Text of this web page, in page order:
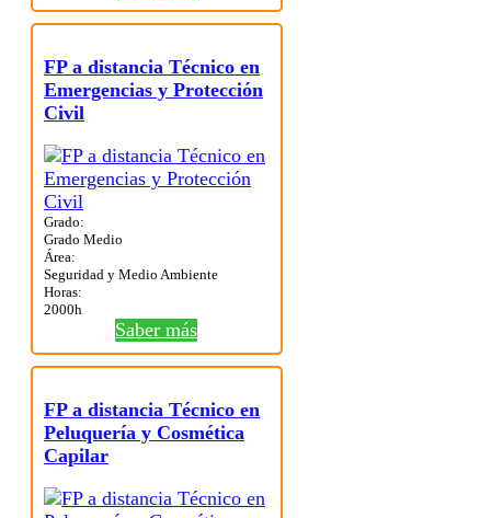
FP a distancia Técnico en
Emergencias y Protección
Civil
Grado:
Grado Medio
Área:
Seguridad y Medio Ambiente
Horas:
2000h
Saber más
FP a distancia Técnico en
Peluquería y Cosmética
Capilar